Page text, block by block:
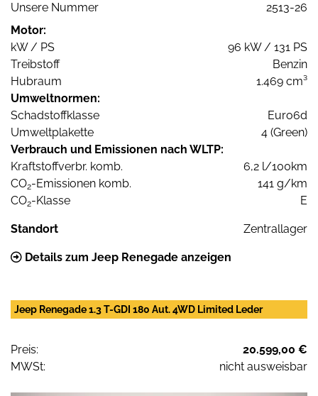
Unsere Nummer
2513-26
Motor:
kW / PS
96 kW / 131 PS
Treibstoff
Benzin
Hubraum
1.469 cm³
Umweltnormen:
Schadstoffklasse
Euro6d
Umweltplakette
4 (Green)
Verbrauch und Emissionen nach WLTP:
Kraftstoffverbr. komb.
6,2 l/100km
CO2-Emissionen komb.
141 g/km
CO2-Klasse E
Standort Zentrallager
Details zum Jeep Renegade anzeigen
Jeep Renegade 1.3 T-GDI 180 Aut. 4WD Limited Leder
Preis:
20.599,00 €
MWSt:
nicht ausweisbar